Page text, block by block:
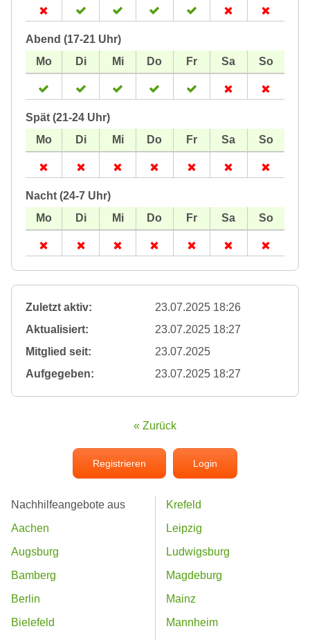
Abend (17-21 Uhr)
Spät (21-24 Uhr)
Nacht (24-7 Uhr)
Zuletzt aktiv:
23.07.2025 18:26
Aktualisiert:
23.07.2025 18:27
Mitglied seit:
23.07.2025
Aufgegeben:
23.07.2025 18:27
« Zurück
Registrieren Login
Nachhilfeangebote aus
Aachen
Augsburg
Bamberg
Berlin
Bielefeld
Krefeld
Leipzig
Ludwigsburg
Magdeburg
Mainz
Mannheim